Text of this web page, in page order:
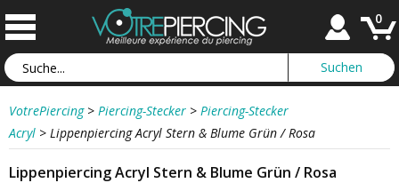
0
VotrePiercing > Piercing-Stecker > Piercing-Stecker
Acryl > Lippenpiercing Acryl Stern & Blume Grün / Rosa
Lippenpiercing Acryl Stern & Blume Grün / Rosa